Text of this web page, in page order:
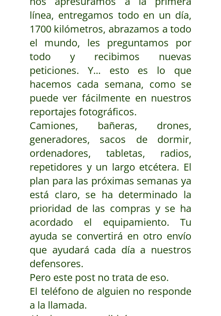
línea, entregamos todo en un día,
1700 kilómetros, abrazamos a todo
el mundo, les preguntamos por
todo y recibimos nuevas
peticiones. Y... esto es lo que
hacemos cada semana, como se
puede ver fácilmente en nuestros
reportajes fotográficos.
Camiones, bañeras, drones,
generadores, sacos de dormir,
ordenadores, tabletas, radios,
repetidores y un largo etcétera. El
plan para las próximas semanas ya
está claro, se ha determinado la
prioridad de las compras y se ha
acordado el equipamiento. Tu
ayuda se convertirá en otro envío
que ayudará cada día a nuestros
defensores.
Pero este post no trata de eso.
El teléfono de alguien no responde
a la llamada.